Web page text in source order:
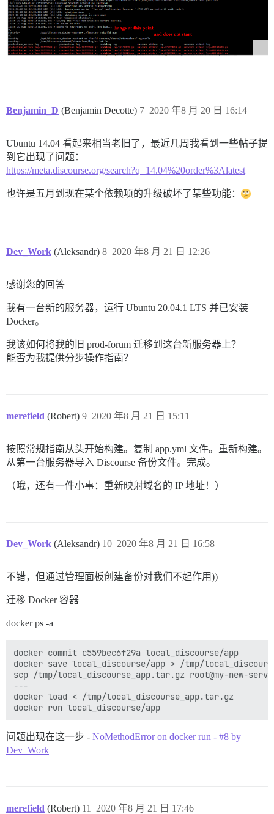
创建作用域 :visible_groups。正在覆盖现有方法
创建作用域 :visible。正在覆盖现有方法
创建作用域 :public_posts。正在覆盖现有方法
创建作用域 :private_posts。正在覆盖现有方法
Benjamin_D (Benjamin Decotte) 2020 年8 月 20 日 16:14
7
Ubuntu 14.04 看起来相当老旧了，最近几周我看到一些帖子提
到它出现了问题：
https://meta.discourse.org/search?q=14.04%20order%3Alatest
也许是五月到现在某个依赖项的升级破坏了某些功能：
Dev_Work (Aleksandr) 2020 年8 月 21 日 12:26
8
感谢您的回答
我有一台新的服务器，运行 Ubuntu 20.04.1 LTS 并已安装
Docker。
我该如何将我的旧 prod-forum 迁移到这台新服务器上？
能否为我提供分步操作指南？
merefield (Robert) 2020 年8 月 21 日 15:11
9
按照常规指南从头开始构建。复制 app.yml 文件。重新构建。
从第一台服务器导入 Discourse 备份文件。完成。
（哦，还有一件小事：重新映射域名的 IP 地址！）
Dev_Work (Aleksandr) 2020 年8 月 21 日 16:58
10
不错，但通过管理面板创建备份对我们不起作用))
迁移 Docker 容器
docker ps -a
docker commit c559bec6f29a local_discourse/app
docker save local_discourse/app > /tmp/
scp /tmp/local_discourse_app.tar.gz root@my-new-
---
docker load < /tmp/local_discourse_app.tar.gz
问题出现在这一步 - NoMethodError on docker run - #8 by
Dev_Work
merefield (Robert) 2020 年8 月 21 日 17:46
11